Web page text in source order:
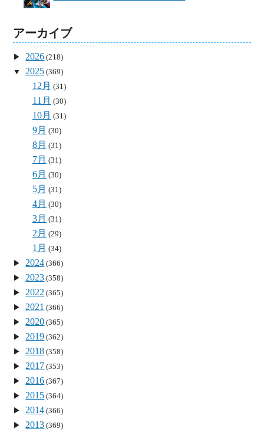
アーカイブ
2026 (218)
2025 (369)
12月 (31)
11月 (30)
10月 (31)
9月 (30)
8月 (31)
7月 (31)
6月 (30)
5月 (31)
4月 (30)
3月 (31)
2月 (29)
1月 (34)
2024 (366)
2023 (358)
2022 (365)
2021 (366)
2020 (365)
2019 (362)
2018 (358)
2017 (353)
2016 (367)
2015 (364)
2014 (366)
2013 (369)